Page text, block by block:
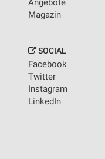
Angebote
Magazin
SOCIAL
Facebook
Twitter
Instagram
LinkedIn